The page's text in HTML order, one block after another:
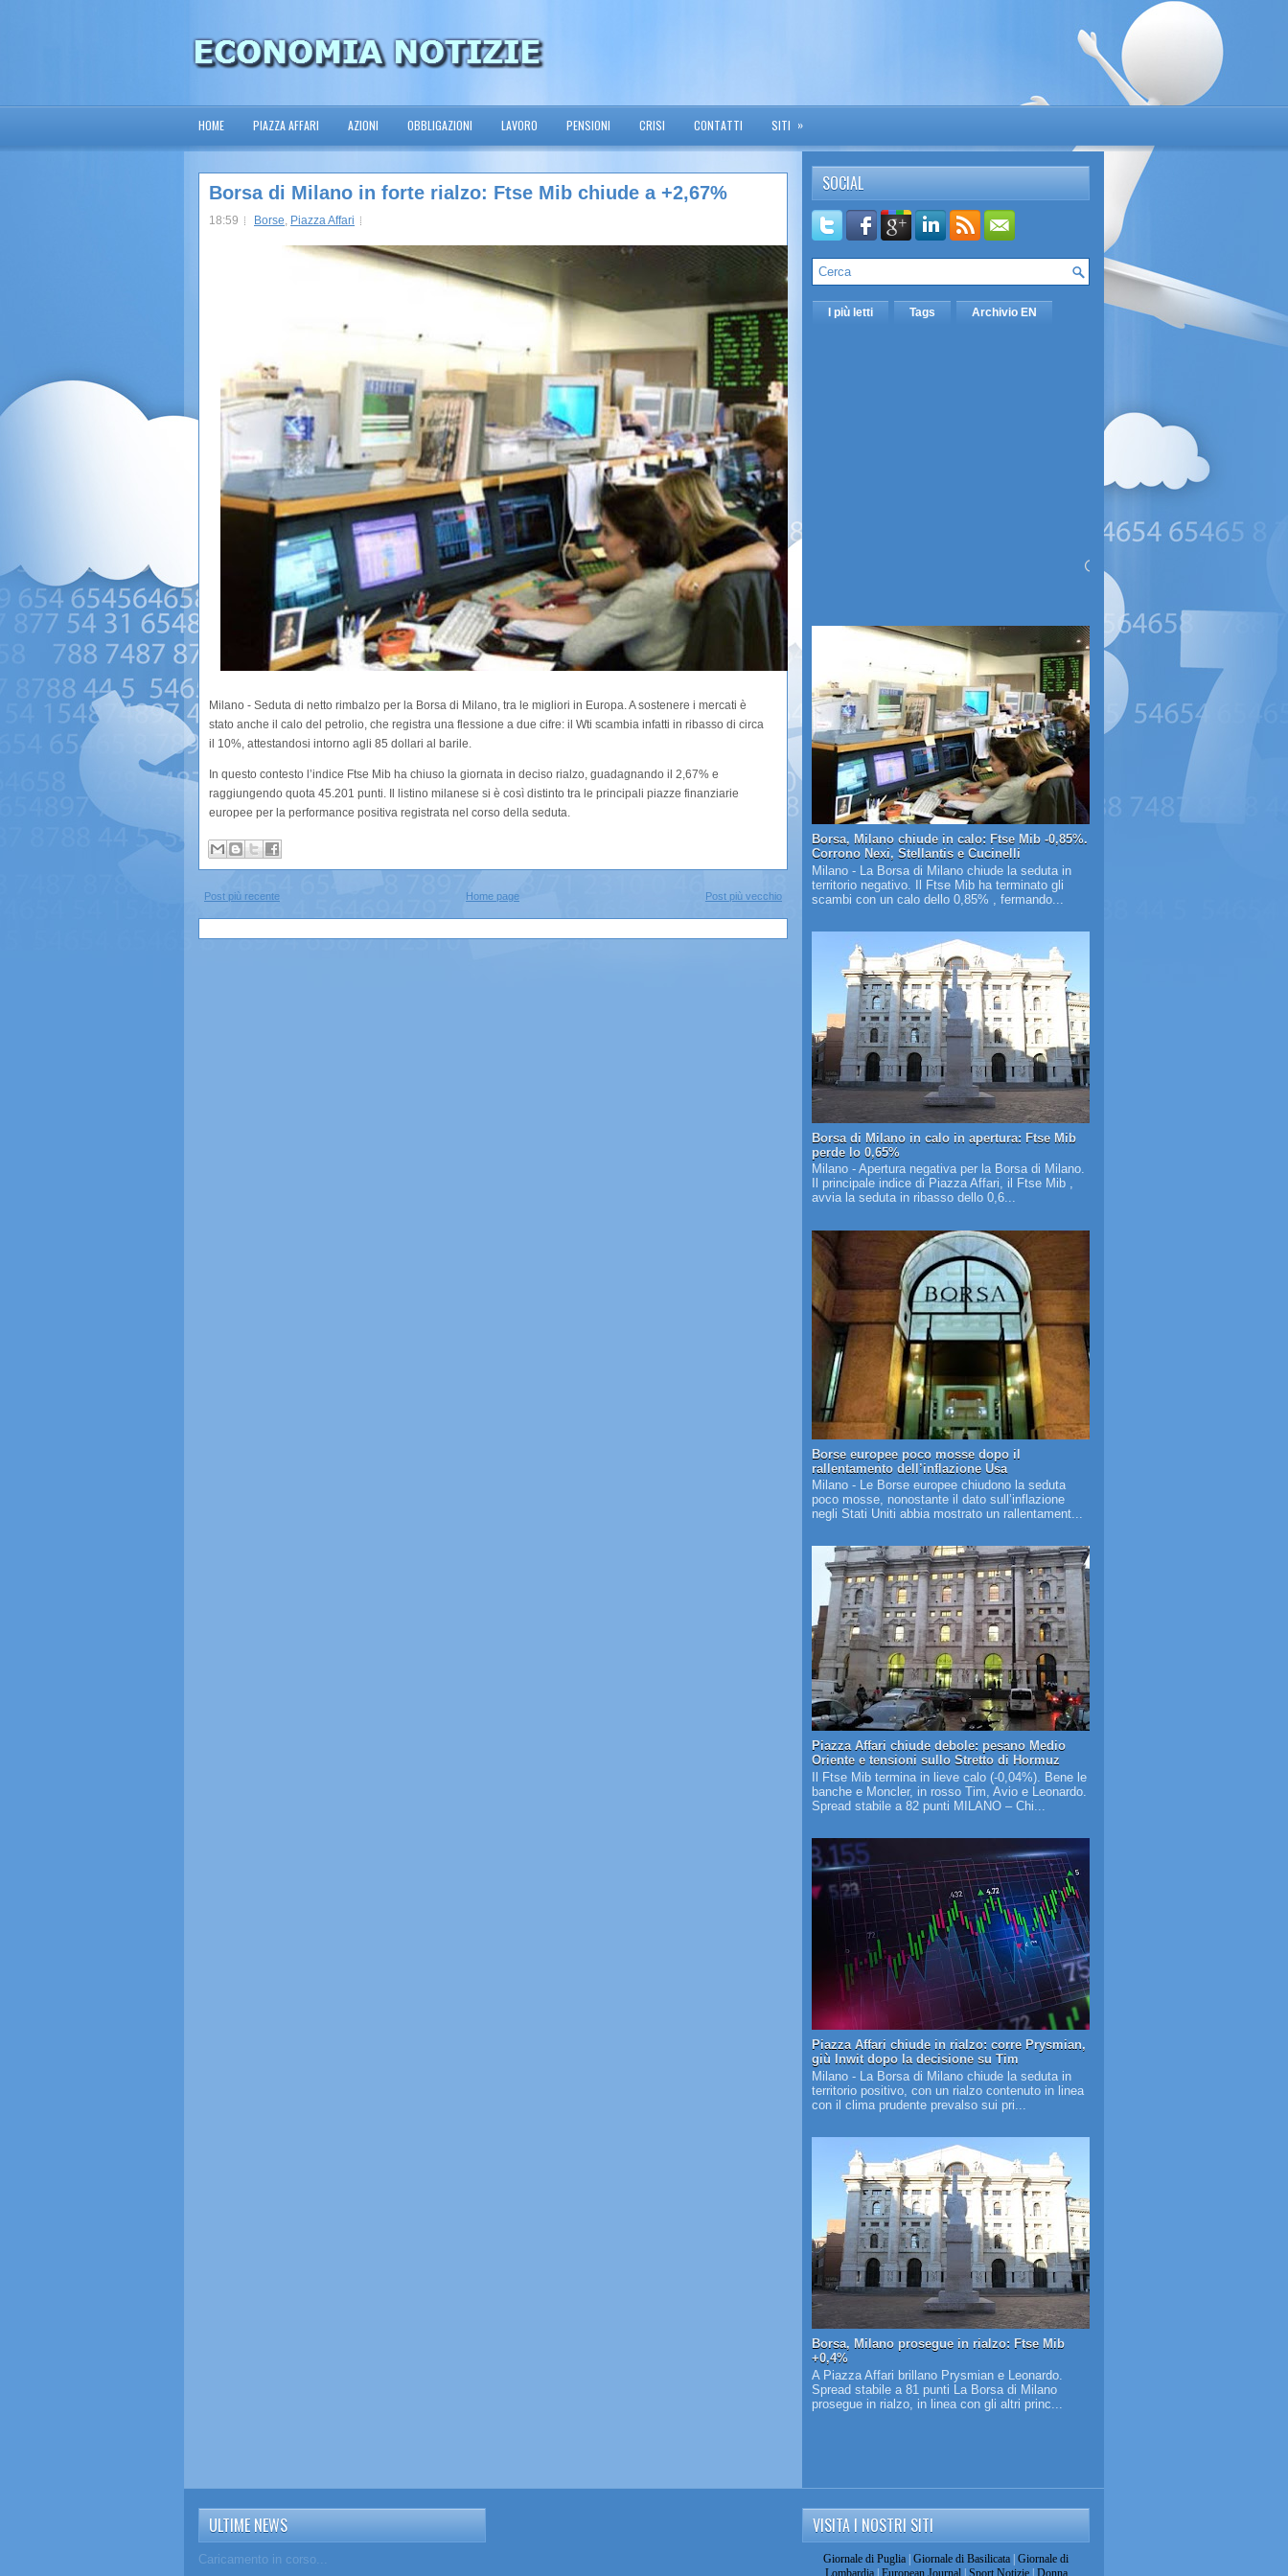
HOME PIAZZA AFFARI AZIONI OBBLIGAZIONI LAVORO PENSIONI CRISI CONTATTI SITI »
Borsa di Milano in forte rialzo: Ftse Mib chiude a +2,67%
18:59 Borse, Piazza Affari
Milano - Seduta di netto rimbalzo per la Borsa di Milano, tra le migliori in Europa. A sostenere i mercati è
stato anche il calo del petrolio, che registra una flessione a due cifre: il Wti scambia infatti in ribasso di circa
il 10%, attestandosi intorno agli 85 dollari al barile.
In questo contesto l’indice Ftse Mib ha chiuso la giornata in deciso rialzo, guadagnando il 2,67% e
raggiungendo quota 45.201 punti. Il listino milanese si è così distinto tra le principali piazze finanziarie
europee per la performance positiva registrata nel corso della seduta.
Post più recente Post più vecchio
Home page
SOCIAL
I più letti Tags Archivio EN
Borsa, Milano chiude in calo: Ftse Mib -0,85%.
Corrono Nexi, Stellantis e Cucinelli
Milano - La Borsa di Milano chiude la seduta in
territorio negativo. Il Ftse Mib ha terminato gli
scambi con un calo dello 0,85% , fermando...
Borsa di Milano in calo in apertura: Ftse Mib
perde lo 0,65%
Milano - Apertura negativa per la Borsa di Milano.
Il principale indice di Piazza Affari, il Ftse Mib ,
avvia la seduta in ribasso dello 0,6...
Borse europee poco mosse dopo il
rallentamento dell’inflazione Usa
Milano - Le Borse europee chiudono la seduta
poco mosse, nonostante il dato sull’inflazione
negli Stati Uniti abbia mostrato un rallentament...
Piazza Affari chiude debole: pesano Medio
Oriente e tensioni sullo Stretto di Hormuz
Il Ftse Mib termina in lieve calo (-0,04%). Bene le
banche e Moncler, in rosso Tim, Avio e Leonardo.
Spread stabile a 82 punti MILANO – Chi...
Piazza Affari chiude in rialzo: corre Prysmian,
giù Inwit dopo la decisione su Tim
Milano - La Borsa di Milano chiude la seduta in
territorio positivo, con un rialzo contenuto in linea
con il clima prudente prevalso sui pri...
Borsa, Milano prosegue in rialzo: Ftse Mib
+0,4%
A Piazza Affari brillano Prysmian e Leonardo.
Spread stabile a 81 punti La Borsa di Milano
prosegue in rialzo, in linea con gli altri princ...
ULTIME NEWS
Caricamento in corso...
VISITA I NOSTRI SITI
Giornale di Puglia | Giornale di Basilicata | Giornale di
Lombardia| European Journal| Sport Notizie| Donna